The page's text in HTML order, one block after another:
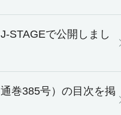
STAGEで公開しまし
巻385号）の目次を掲